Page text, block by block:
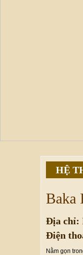
HỆ
Baka
Địa chỉ:
Điện
Nằm gọn